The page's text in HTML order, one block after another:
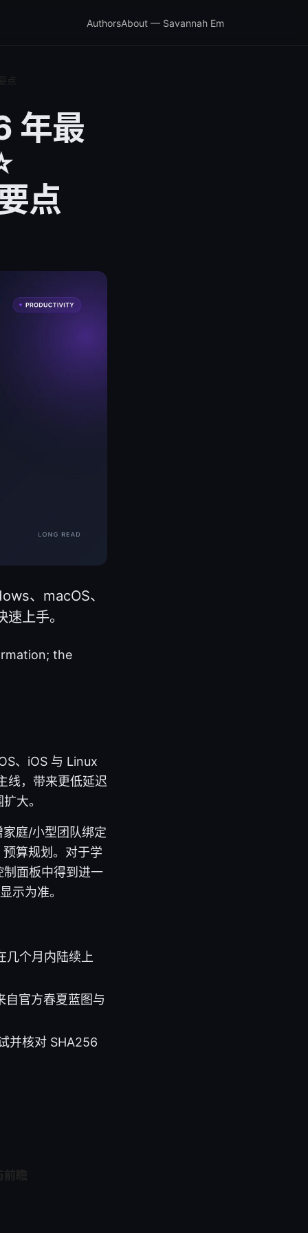
AuthorsAbout — Savannah Em
年最
点
、macOS、
上手。
the
、iOS 与 Linux
线，带来更低延迟
大。
庭/小型团队绑定
算规划。对于学
面板中得到进一
示为准。
几个月内陆续上
官方春夏蓝图与
并核对 SHA256